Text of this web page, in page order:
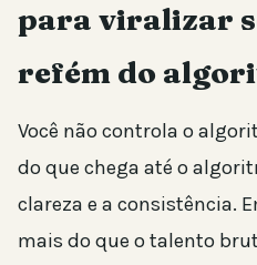
para viralizar
refém do
Você não controla o
do que chega até o
clareza e a consistência.
mais do que o talento